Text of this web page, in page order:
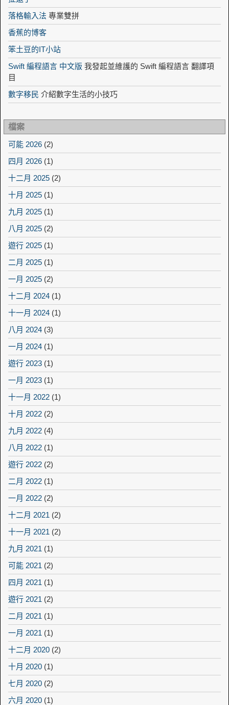
落格輸入法 專業雙拼
香蕉的博客
笨土豆的IT小站
Swift 編程語言 中文版 我發起並維護的 Swift 編程語言 翻譯項
目
數字移民 介紹數字生活的小技巧
檔案
可能 2026 (2)
四月 2026 (1)
十二月 2025 (2)
十月 2025 (1)
九月 2025 (1)
八月 2025 (2)
遊行 2025 (1)
二月 2025 (1)
一月 2025 (2)
十二月 2024 (1)
十一月 2024 (1)
八月 2024 (3)
一月 2024 (1)
遊行 2023 (1)
一月 2023 (1)
十一月 2022 (1)
十月 2022 (2)
九月 2022 (4)
八月 2022 (1)
遊行 2022 (2)
二月 2022 (1)
一月 2022 (2)
十二月 2021 (2)
十一月 2021 (2)
九月 2021 (1)
可能 2021 (2)
四月 2021 (1)
遊行 2021 (2)
二月 2021 (1)
一月 2021 (1)
十二月 2020 (2)
十月 2020 (1)
七月 2020 (2)
六月 2020 (1)